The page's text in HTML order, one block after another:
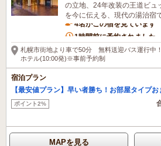
の立地、24年改装の王道ビュ
を今に伝える、現代の湯治宿
4名がこの宿を見ています
1時間前に予約されました
札幌市街地より車で50分 無料送迎バス運行中
ホテル(10:00発)※事前予約制
宿泊プラン
【最安値プラン】早い者勝ち！お部屋タイプ
ポイント2%
MAPを見る